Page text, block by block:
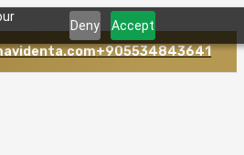
Deny Accept
+905534843641